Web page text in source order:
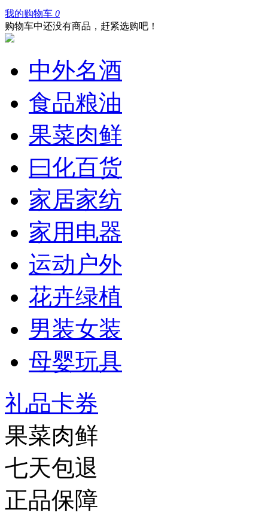
我的购物车 0
购物车中还没有商品，赶紧选购吧！
中外名酒
食品粮油
果菜肉鲜
曰化百货
家居家纺
家用电器
运动户外
花卉绿植
男装女装
母婴玩具
礼品卡券
果菜肉鲜
七天包退
正品保障